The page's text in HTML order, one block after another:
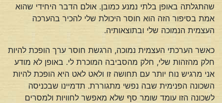
שהתגלתה באופן בלתי נמנע כמובן. אולם הדבר היחידי שהוא
אמת בסיפור הזה הוא חוסר היכולת שלי להכיר בהערכה
העצמית הנמוכה שלי ובתוצאותיה.
כאשר הערכתי העצמית נמוכה, הרגשת חוסר ערך הופכת להיות
חלק מהזהות שלי, חלק מהסביבה המוכרת לי. באופן לא מודע
אני מרגיש נוח יותר עם תחושה זו ולאט לאט היא הופכת להיות
השכונה הפנימית שבה נפשי מתגוררת. תדמיינו שבכניסה
לשכונה הזו עומד שומר סף שלא מאפשר לחוויות ולמסרים